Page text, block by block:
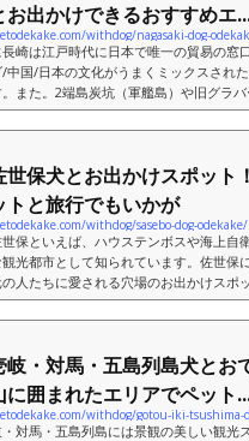
お出かけできるおすすめエ
withdog/nagasaki-dog-
崎は江戸時代に日本で唯一の貿易の窓
中国/日本の文化がうまくミックスされ
また。2端島炭坑（軍艦島）や旧グラ
シタン関連遺産等が世界遺産に登録さ...
世保犬とお出かけスポット
トと旅行でもいかが
withdog/sasebo-dog-odekake/
保といえば、ハウステンボスや海上自
光都市として知られています。佐世保
の人たちに愛される穴場のお出かけスポ
力溢れる長崎佐世保でペットと一緒に...
岐・対馬・五島列島犬とお
に囲まれたエリアでペット
withdog/gotou-iki-tsushima-
対馬・五島列島には景観の美しい観光